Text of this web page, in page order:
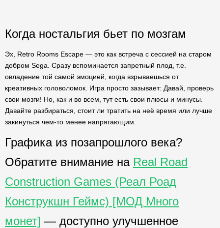
Когда ностальгия бьет по мозгам
Эх, Retro Rooms Escape — это как встреча с сессией на старом
добром Sega. Сразу вспоминается запретный плод, т.е.
овладение той самой эмоцией, когда взрываешься от
креативных головоломок. Игра просто зазывает: Давай, проверь
свои мозги! Но, как и во всем, тут есть свои плюсы и минусы.
Давайте разбираться, стоит ли тратить на неё время или лучше
закинуться чем-то менее напрягающим.
Графика из позапрошлого века?
Обратите внимание на Real Road
Construction Games (Реал Роад
Конструкшн Геймс) [МОД Много
монет] — доступно улучшенное